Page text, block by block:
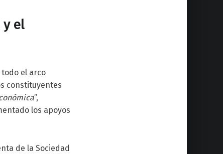
y el
el arco
constituyentes
”,
los apoyos
de la Sociedad